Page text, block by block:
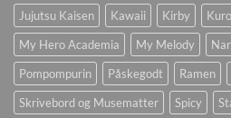
Jujutsu Kaisen
Kawaii Kirby
My Hero Academia
My Melody
Pompompurin
Påskegodt Ramen
Skrivebord og Musematter
Spicy